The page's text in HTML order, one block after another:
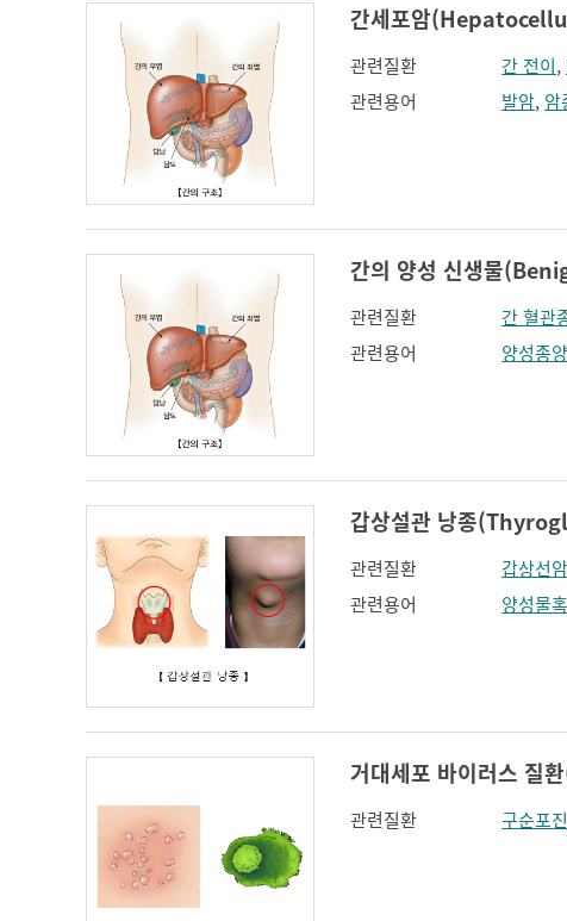
간세포암
관련질환 간 전이,
관련용어
발암, 암
간의 양성 신생물
관련질환 간 혈관
관련용어
양성종양
갑상설관 낭종
관련질환 갑상선암
관련용어
양성물혹
거대세포 바이러스
관련질환 구순포진